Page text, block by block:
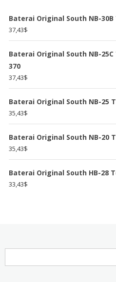
Baterai Original South NB-
37,43$
Baterai Original South NB-
370
37,43$
Baterai Original South NB-25
35,43$
Baterai Original South NB-20
35,43$
Baterai Original South HB-28
33,43$